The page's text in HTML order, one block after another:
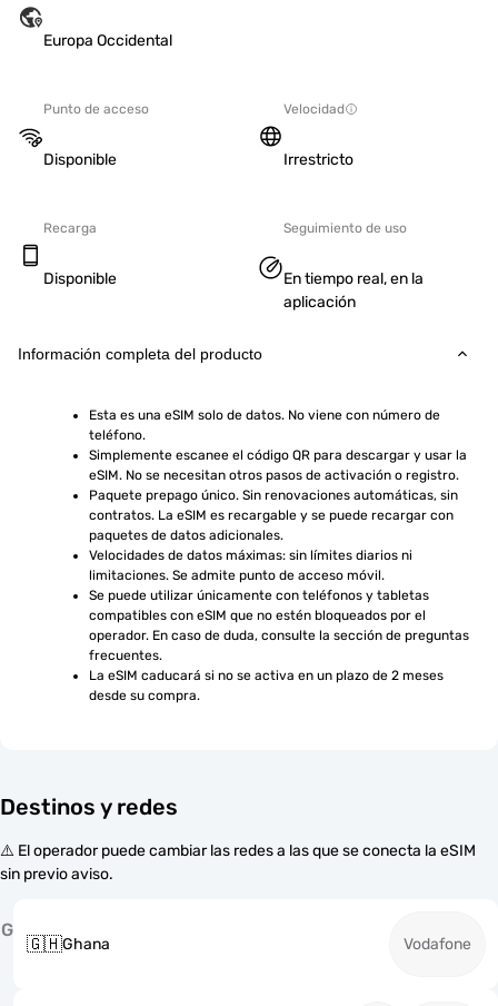
Europa Occidental
Punto de acceso
Disponible
Velocidad
Irrestricto
Recarga
Disponible
Seguimiento de uso
En tiempo real, en la
aplicación
Información completa del producto
Esta es una eSIM solo de datos. No viene con número de
teléfono.
Simplemente escanee el código QR para descargar y usar la
eSIM. No se necesitan otros pasos de activación o registro.
Paquete prepago único. Sin renovaciones automáticas, sin
contratos. La eSIM es recargable y se puede recargar con
paquetes de datos adicionales.
Velocidades de datos máximas: sin límites diarios ni
limitaciones. Se admite punto de acceso móvil.
Se puede utilizar únicamente con teléfonos y tabletas
compatibles con eSIM que no estén bloqueados por el
operador. En caso de duda, consulte la sección de preguntas
frecuentes.
La eSIM caducará si no se activa en un plazo de 2 meses
desde su compra.
Destinos y redes
⚠️ El operador puede cambiar las redes a las que se conecta la eSIM
sin previo aviso.
G
🇬🇭Ghana Vodafone